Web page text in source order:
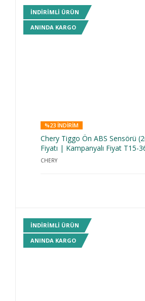
INDIRIMLI ÜRÜN
ANINDA KARGO
%23 INDIRIM
Chery Tiggo Ön ABS Sensörü
Fiyatı | Kampanyalı Fiyat T15-
CHERY
INDIRIMLI ÜRÜN
ANINDA KARGO